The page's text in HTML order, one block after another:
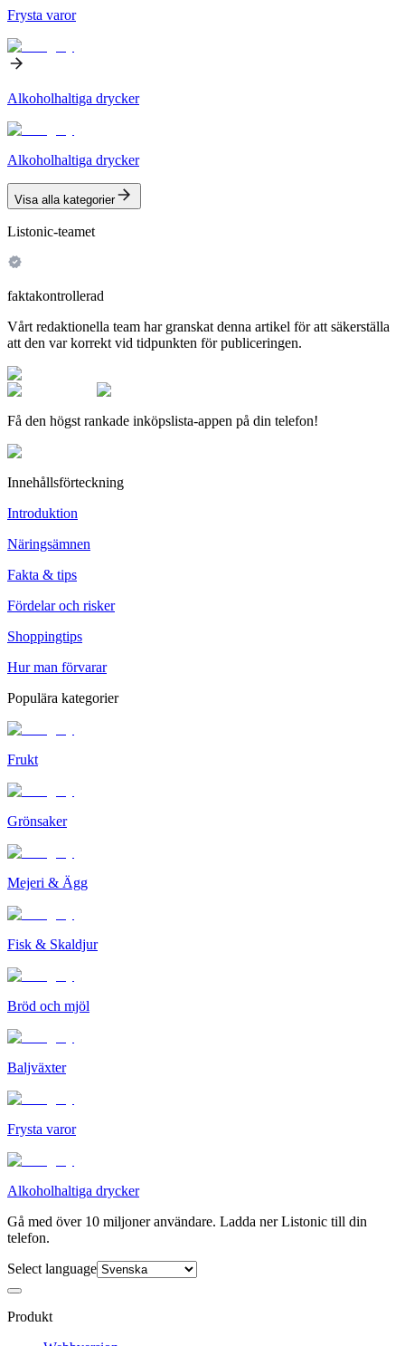
Frysta varor
Alkoholhaltiga drycker
Alkoholhaltiga drycker
Visa alla kategorier
Listonic-teamet
faktakontrollerad
Vårt redaktionella team har granskat denna artikel för att säkerställa
att den var korrekt vid tidpunkten för publiceringen.
Få den högst rankade inköpslista-appen på din telefon!
Innehållsförteckning
Introduktion
Näringsämnen
Fakta & tips
Fördelar och risker
Shoppingtips
Hur man förvarar
Populära kategorier
Frukt
Grönsaker
Mejeri & Ägg
Fisk & Skaldjur
Bröd och mjöl
Baljväxter
Frysta varor
Alkoholhaltiga drycker
Gå med över 10 miljoner användare. Ladda ner Listonic till din
telefon.
Select language
Produkt